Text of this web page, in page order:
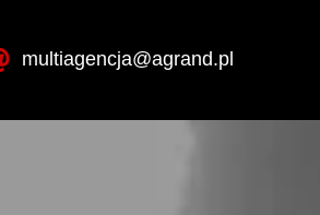
multiagencja@agrand.pl